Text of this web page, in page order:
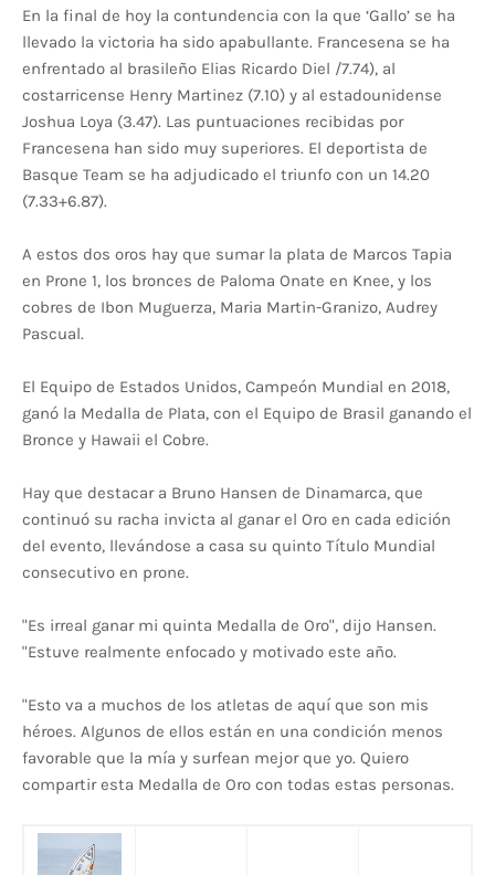
En la final de hoy la contundencia con la que ‘Gallo’ se ha
llevado la victoria ha sido apabullante. Francesena se ha
enfrentado al brasileño Elias Ricardo Diel /7.74), al
costarricense Henry Martinez (7.10) y al estadounidense
Joshua Loya (3.47). Las puntuaciones recibidas por
Francesena han sido muy superiores. El deportista de
Basque Team se ha adjudicado el triunfo con un 14.20
(7.33+6.87).
A estos dos oros hay que sumar la plata de Marcos Tapia
en Prone 1, los bronces de Paloma Onate en Knee, y los
cobres de Ibon Muguerza, Maria Martin-Granizo, Audrey
Pascual.
El Equipo de Estados Unidos, Campeón Mundial en 2018,
ganó la Medalla de Plata, con el Equipo de Brasil ganando el
Bronce y Hawaii el Cobre.
Hay que destacar a Bruno Hansen de Dinamarca, que
continuó su racha invicta al ganar el Oro en cada edición
del evento, llevándose a casa su quinto Título Mundial
consecutivo en prone.
"Es irreal ganar mi quinta Medalla de Oro", dijo Hansen.
"Estuve realmente enfocado y motivado este año.
"Esto va a muchos de los atletas de aquí que son mis
héroes. Algunos de ellos están en una condición menos
favorable que la mía y surfean mejor que yo. Quiero
compartir esta Medalla de Oro con todas estas personas.